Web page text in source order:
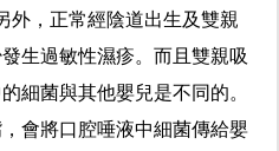
外，正常經陰道出生及雙親
生過敏性濕疹。而且雙親吸
細菌與其他嬰兒是不同的。
會將口腔唾液中細菌傳給嬰